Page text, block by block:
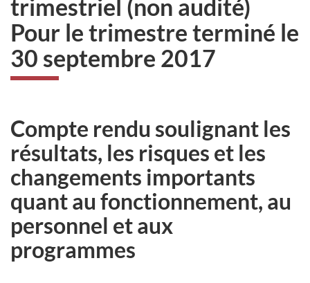
trimestriel (non audité)
Pour le trimestre terminé le
30 septembre 2017
Compte rendu soulignant les
résultats, les risques et les
changements importants
quant au fonctionnement, au
personnel et aux
programmes